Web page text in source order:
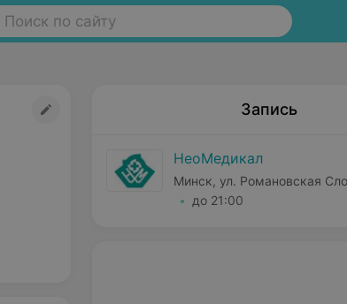
Поиск по сайту
Запись
НеоМедикал
Минск, ул. Романовская
до 21:00